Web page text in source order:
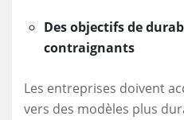
Des objectifs de
contraignants
Les entreprises doivent
vers des modèles plus